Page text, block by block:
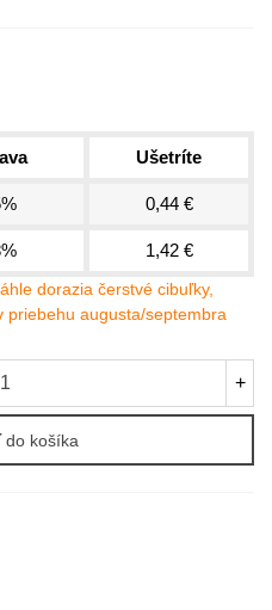
Ušetríte
0,44 €
1,42 €
dorazia čerstvé cibuľky,
priebehu augusta/septembra
+
do košíka